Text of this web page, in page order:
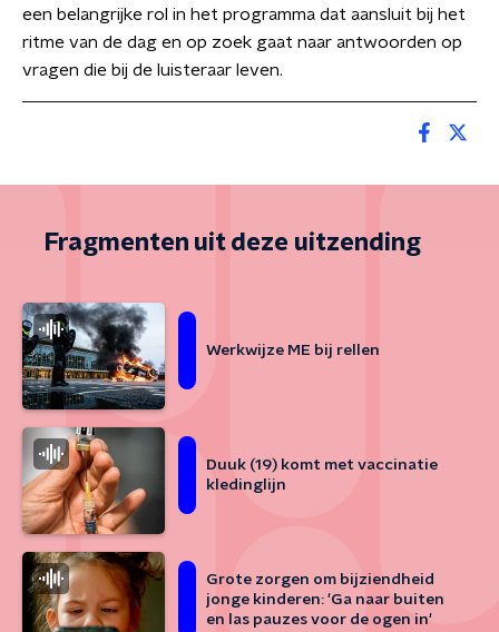
een belangrijke rol in het programma dat aansluit bij het
ritme van de dag en op zoek gaat naar antwoorden op
vragen die bij de luisteraar leven.
Fragmenten uit deze uitzending
Werkwijze ME bij rellen
Duuk (19) komt met vaccinatie
kledinglijn
Grote zorgen om bijziendheid
jonge kinderen: 'Ga naar buiten
en las pauzes voor de ogen in'